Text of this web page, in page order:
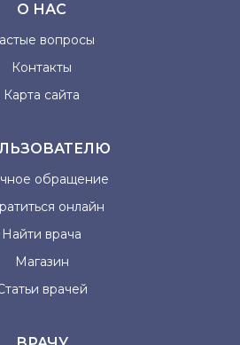
О НАС
вопросы
Контакты
Карта сайта
обращение
онлайн
Найти врача
Магазин
врачей